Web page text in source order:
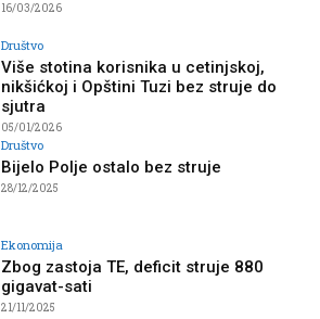
16/03/2026
Društvo
Više stotina korisnika u cetinjskoj,
nikšićkoj i Opštini Tuzi bez struje do
sjutra
05/01/2026
Društvo
Bijelo Polje ostalo bez struje
28/12/2025
Ekonomija
Zbog zastoja TE, deficit struje 880
gigavat-sati
21/11/2025